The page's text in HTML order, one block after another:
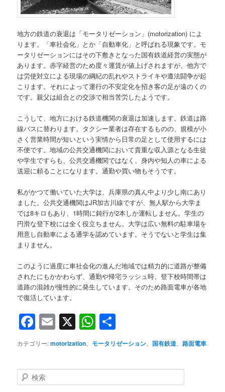
地方の鉄道の衰退は「モータリゼーション」(motorization) によ
ります。「車社会化」とか「自動車化」と呼ばれる現象です。モ
ータリゼーションにはその下敷きとなった国有鉄道経営の実態が
あります。赤字経営のため度々運賃が値上げされますが、他方で
は労使対立による現場の綱紀の乱れやストライキや遵法闘争が起
こります。それによって運行の不安定化を招き客の足が遠のくの
です。親父は組合との交渉で相当苦労したようです。
こうして、地方における鉄道機関の衰退は加速します。鉄道は路
線バスに替わります。タクシー業者は存在するものの、規模が小
さく営業時間が短いという実情から日常の足として使用するには
不便です。地域の公共交通機関において貴重な収入源となる生徒
や学生ですらも、公共交通機関ではなく、身内や知人の車による
送迎に頼ることになります。通勤や買い物もそうです。
私がかつて働いていた大学は、兵庫県の真ん中より少し南にあり
ました。公共交通機関はJR加古川線ですが、無人駅から大学ま
では8キロもあり、1時間に鈍行が2本しか運転しません。学生の
円滑な登下校には全く役立ちません。大学は広い無料の駐車場を
用意し自動車による通学を認めています。そうでないと学生は集
まりません。
このように過度に車社会化の進んだ地域では精力的に道路が整備
されたにもかかわらず、通勤や帰宅ラッシュ時、登下校時間帯は
道路の混雑が慢性的に発生しています。そのため路面電車が各地
で復活しています。
Facebook
Email
X WhatsApp
有
カテゴリー:motorization モータリゼーション 国有鉄道 、路面電車
検
索